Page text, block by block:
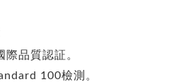
際品質認証。
100檢測。